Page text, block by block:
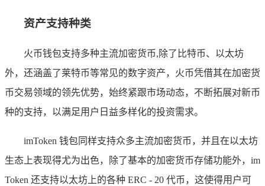
资产支持种类
火币钱包支持多种主流加密货币,除了比特币、以太坊
外，还涵盖了莱特币等常见的数字资产，火币凭借其在加密货
币交易领域的领先优势，始终紧跟市场动态，不断拓展对新币
种的支持，以满足用户日益多样化的投资需求。
imToken 钱包同样支持众多主流加密货币，并且在以太坊
生态上表现得尤为出色，除了基本的加密货币存储功能外，im
Token 还支持以太坊上的各种 ERC - 20 代币，这使得用户可